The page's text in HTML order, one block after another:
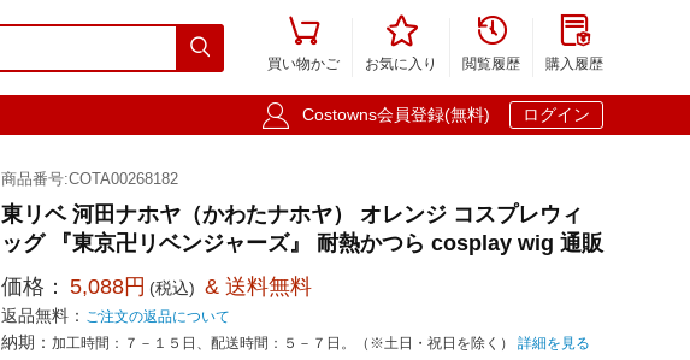


買い物かご

お気に入り

閲覧履歴

購入履歴
 Costowns会員登録(無料) ログイン
商品番号:COTA00268182
東リベ 河田ナホヤ（かわたナホヤ） オレンジ コスプレウィ
ッグ 『東京卍リベンジャーズ』 耐熱かつら cosplay wig 通販
価格： 5,088円 (税込) & 送料無料
返品無料： ご注文の返品について
納期： 加工時間：７－１５日、配送時間：５－７日。（※土日・祝日を除く） 詳細を見る